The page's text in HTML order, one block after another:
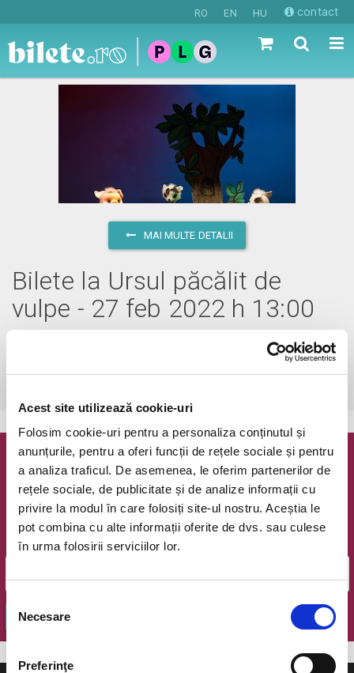
Acest site utilizează cookie-uri
Folosim cookie-uri pentru a personaliza conținutul și
anunțurile, pentru a oferi funcții de rețele sociale și pentru
a analiza traficul. De asemenea, le oferim partenerilor de
rețele sociale, de publicitate și de analize informații cu
privire la modul în care folosiți site-ul nostru. Aceștia le
pot combina cu alte informații oferite de dvs. sau culese
în urma folosirii serviciilor lor.
consimțământului
Necesare
Preferinţe
RO EN HU contact
MAI MULTE DETALII
Bilete la Ursul păcălit de
vulpe - 27 feb 2022 h 13:00
Newsletter @ Bilete.ro
Oferte exclusive si o editie saptamanala cu cele mai noi
evenimente.
Email
OK